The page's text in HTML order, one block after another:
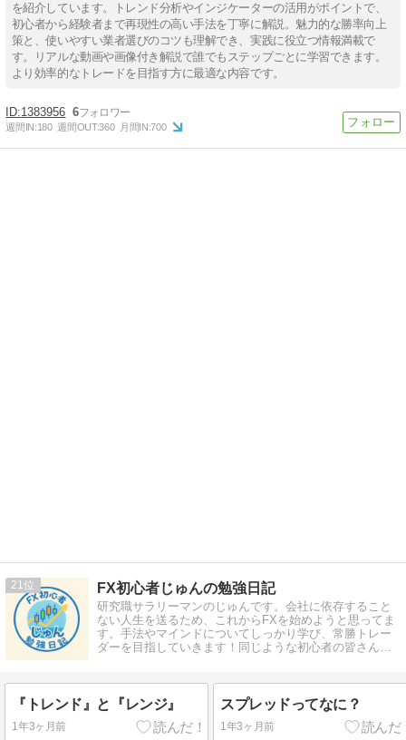
を紹介しています。トレンド分析やインジケーターの活用がポイントで、
初心者から経験者まで再現性の高い手法を丁寧に解説。魅力的な勝率向上
策と、使いやすい業者選びのコツも理解でき、実践に役立つ情報満載で
す。リアルな動画や画像付き解説で誰でもステップごとに学習できます。
より効率的なトレードを目指す方に最適な内容です。
1383956 6
週間IN:180 週間OUT:360 月間IN:700
21 FX初心者じゅんの勉強日記
研究職サラリーマンのじゅんです。会社に依存すること
ない人生を送るため、これからFXを始めようと思ってま
す。手法やマインドについてしっかり学び、常勝トレー
ダーを目指していきます！同じような初心者の皆さん、
『トレンド』と『レンジ』
1年3ヶ月前
スプレッドってなに？
1年3ヶ月前